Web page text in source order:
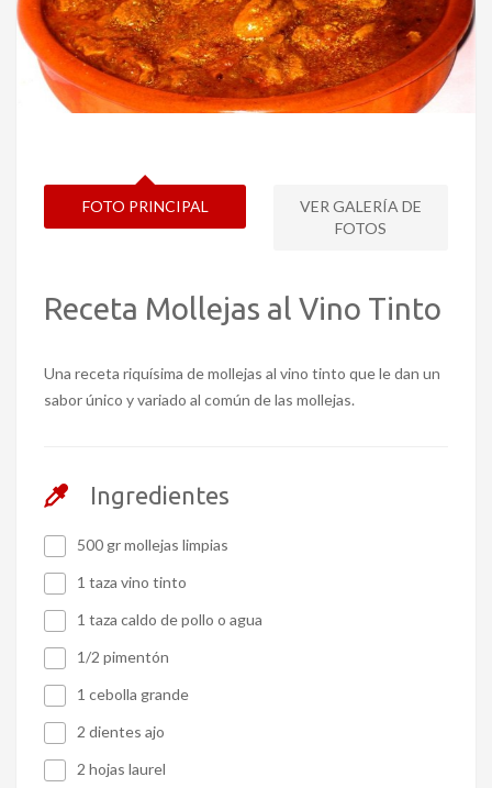
FOTO PRINCIPAL
VER GALERÍA DE
FOTOS
Receta Mollejas al Vino Tinto
Una receta riquísima de mollejas al vino tinto que le dan un
sabor único y variado al común de las mollejas.
Ingredientes
500 gr mollejas limpias
1 taza vino tinto
1 taza caldo de pollo o agua
1/2 pimentón
1 cebolla grande
2 dientes ajo
2 hojas laurel